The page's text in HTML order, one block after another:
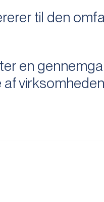
til den
en